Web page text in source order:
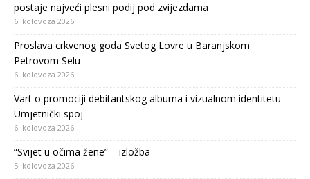
postaje najveći plesni podij pod zvijezdama
6. kolovoza 2026.
Proslava crkvenog goda Svetog Lovre u Baranjskom
Petrovom Selu
6. kolovoza 2026.
Vart o promociji debitantskog albuma i vizualnom identitetu –
Umjetnički spoj
6. kolovoza 2026.
“Svijet u očima žene” – izložba
5. kolovoza 2026.